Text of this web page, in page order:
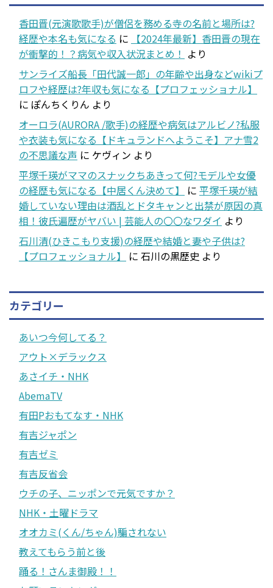
香田晋(元演歌歌手)が僧侶を務める寺の名前と場所は?
経歴や本名も気になる に
【2024年最新】香田晋の現在
が衝撃的！？病気や収入状況まとめ！ より
サンライズ船長「田代誠一郎」の年齢や出身などwikiプ
ロフや経歴は?年収も気になる【プロフェッショナル】
に ぽんちくりん より
オーロラ(AURORA /歌手)の経歴や病気はアルビノ?私服
や衣装も気になる【ドキュランドへようこそ】アナ雪2
の不思議な声 に ケヴィン より
平塚千瑛がママのスナックちあきって何?モデルや女優
の経歴も気になる【中居くん決めて】
に 平塚千瑛が結
婚していない理由は酒乱とドタキャンと出禁が原因の真
相！彼氏遍歴がヤバい | 芸能人の〇〇なワダイ より
石川清(ひきこもり支援)の経歴や結婚と妻や子供は?
【プロフェッショナル】
に 石川の黒歴史 より
カテゴリー
あいつ今何してる？
アウト×デラックス
あさイチ・NHK
AbemaTV
有田Pおもてなす・NHK
有吉ジャポン
有吉ゼミ
有吉反省会
ウチの子、ニッポンで元気ですか？
NHK・土曜ドラマ
オオカミ(くん/ちゃん)騙されない
教えてもらう前と後
踊る！さんま御殿！！